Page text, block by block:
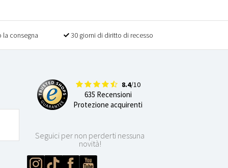
la consegna 30 giorni di diritto di recesso
8.4/10
635 Recensioni
Protezione acquirenti
Seguici per non perderti nessuna
novità!